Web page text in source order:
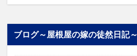
ブログ～屋根屋の嫁の徒然日記～